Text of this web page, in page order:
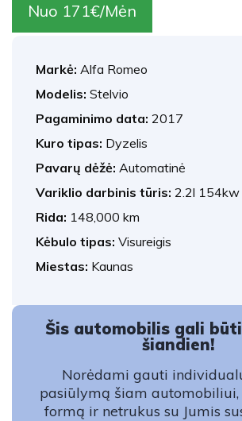
Nuo 171€/Mėn
Markė: Alfa Romeo
Modelis: Stelvio
Pagaminimo data: 2017
Kuro tipas: Dyzelis
Pavarų dėžė: Automatinė
Variklio darbinis tūris: 2.2l 154kw
Rida: 148,000 km
Kėbulo tipas: Visureigis
Miestas: Kaunas
Šis automobilis gali
šiandien!
Norėdami gauti
pasiūlymą šiam
formą ir netrukus su Jumis